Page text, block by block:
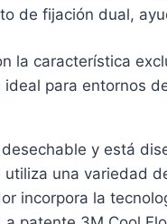
de fijación dual,
la característica
para entornos
y está
una variedad
incorpora la